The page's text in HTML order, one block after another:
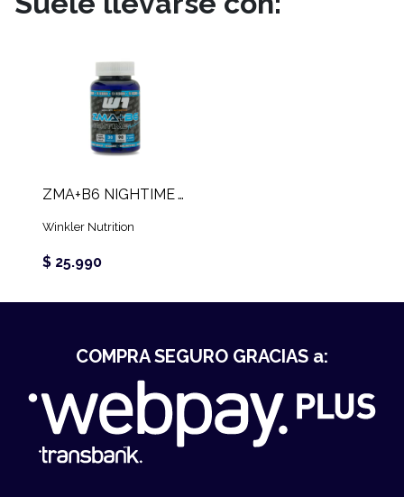
ZMA+B6 NIGHTIME W1 (60 CAPS)
Winkler Nutrition
$ 25.990
COMPRA SEGURO GRACIAS a: